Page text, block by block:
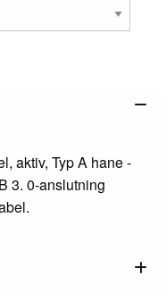
aktiv, Typ A hane -
3. 0-anslutning